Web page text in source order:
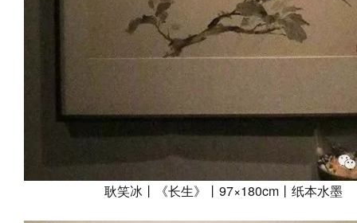
耿笑冰丨《长生》丨97×180cm丨纸本水墨